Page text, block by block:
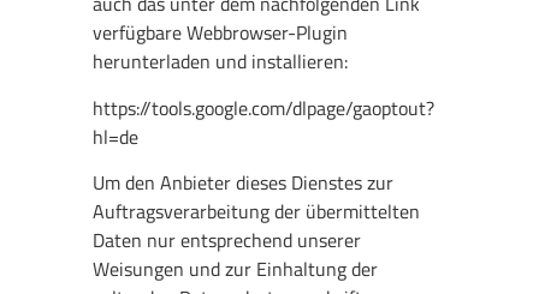
verfügbare Webbrowser-Plugin
herunterladen und installieren:
https://tools.google.com/dlpage/gaoptout?
hl=de
Um den Anbieter dieses Dienstes zur
Auftragsverarbeitung der übermittelten
Daten nur entsprechend unserer
Weisungen und zur Einhaltung der